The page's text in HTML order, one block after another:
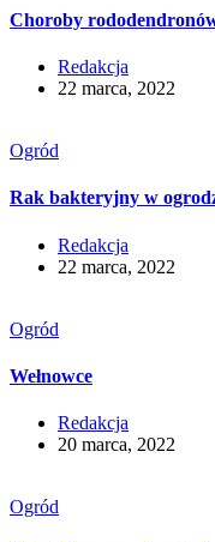
Choroby
Redakcja
22 marca, 2022
Ogród
Rak bakteryjny w
Redakcja
22 marca, 2022
Ogród
Wełnowce
Redakcja
20 marca, 2022
Ogród